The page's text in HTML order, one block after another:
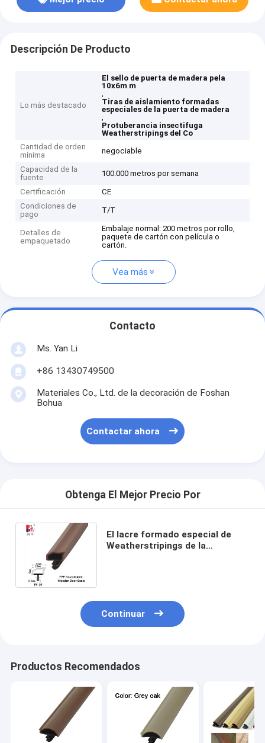
Descripción De Producto
Lo más destacado
El sello de puerta de madera pela
10x6m m
,
Tiras de aislamiento formadas
especiales de la puerta de madera
,
Protuberancia insectifuga
Weatherstripings del Co
Cantidad de orden
mínima
negociable
Capacidad de la
fuente
100.000 metros por semana
Certificación
CE
Condiciones de
pago
T/T
Detalles de
empaquetado
Embalaje normal: 200 metros por rollo,
paquete de cartón con película o
cartón.
Vea más
Contacto
Ms. Yan Li
+86 13430749500
Materiales Co., Ltd. de la decoración de Foshan
Bohua
Contactar ahora
Obtenga El Mejor Precio Por
El lacre formado especial de
Weatherstripings de la
Continuar
Productos Recomendados